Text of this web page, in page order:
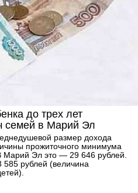
до трех лет
семей в Марий Эл
размер дохода
прожиточного минимума
Марий Эл это — 29 646 рублей.
585 рублей (величина